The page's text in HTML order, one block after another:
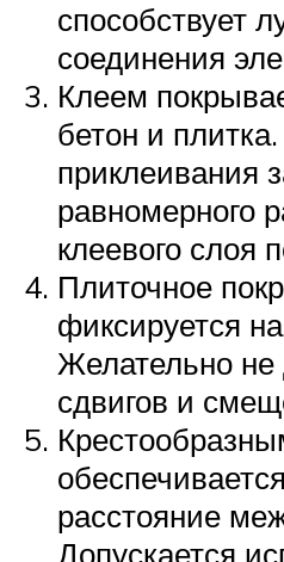
способствует
соединения
Клеем
бетон и
приклеивания
равномерного
клеевого слоя
Плиточное
фиксируется
Желательно не
сдвигов и
расстояние
Допускается